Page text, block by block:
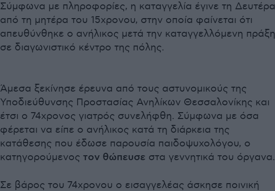
Σύμφωνα με πληροφορίες, η καταγγελία έγινε τη Δευτέρα
από τη μητέρα του 15χρονου, στην οποία φαίνεται ότι
απευθύνθηκε ο ανήλικος μετά την καταγγελλόμενη πράξη
σε διαγωνιστικό κέντρο της πόλης.
Άμεσα ξεκίνησε έρευνα από τους αστυνομικούς της
Υποδιεύθυνσης Προστασίας Ανηλίκων Θεσσαλονίκης και
έτσι ο 74χρονος γιατρός συνελήφθη. Σύμφωνα με όσα
φέρεται να είπε ο ανήλικος κατά τη διάρκεια της
κατάθεσης που έδωσε παρουσία παιδοψυχολόγου, ο
κατηγορούμενος τον θώπευσε στα γεννητικά του όργανα.
Σε βάρος του 74χρονου ο εισαγγελέας άσκησε ποινική